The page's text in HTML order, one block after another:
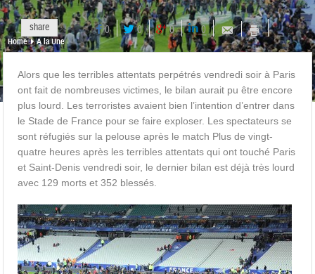
share 0 0 0 0
Home A la Une
Alors que les terribles attentats perpétrés vendredi soir à Paris
ont fait de nombreuses victimes, le bilan aurait pu être encore
plus lourd. Les terroristes avaient bien l’intention d’entrer dans
le Stade de France pour se faire exploser. Les spectateurs se
sont réfugiés sur la pelouse après le match Plus de vingt-
quatre heures après les terribles attentats qui ont touché Paris
et Saint-Denis vendredi soir, le dernier bilan est déjà très lourd
avec 129 morts et 352 blessés.